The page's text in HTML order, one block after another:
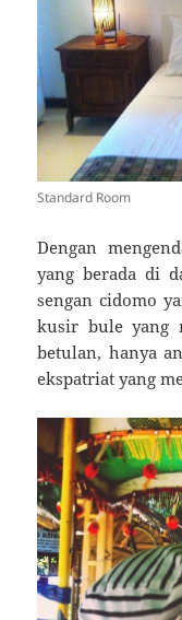
Standard Room
Dengan
yang berada di
sengan cidomo
kusir bule yang
betulan, hanya
ekspatriat yang